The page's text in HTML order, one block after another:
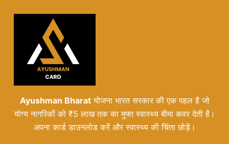
LIFE
Ayushman Bharatयोजना भारत सरकार की एक पहल है जो
योग्य नागरिकों को ₹5 लाख तक का मुफ्त स्वास्थ्य बीमा कवर देती है।
अपना कार्ड डाउनलोड करें और स्वास्थ्य की चिंता छोड़ें।